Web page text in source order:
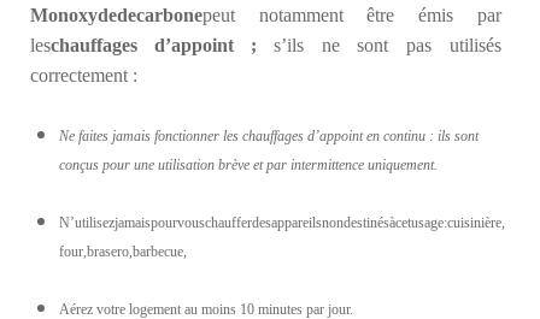
Monoxydedecarbonepeut notamment être émis par
leschauffages d’appoint; s’ils ne sont pas utilisés
correctement :
Ne faites jamais fonctionner les chauffages d’appoint en continu : ils sont
conçus pour une utilisation brève et par intermittence uniquement.
N’utilisezjamaispourvouschaufferdesappareilsnondestinésàcetusage:cuisinière,
four,brasero,barbecue,
Aérez votre logement au moins 10 minutes par jour.